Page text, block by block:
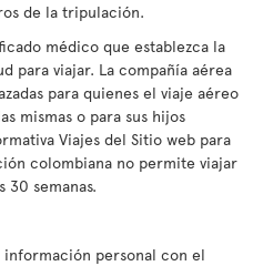
de la tripulación.
médico que establezca la
para viajar. La compañía aérea
para quienes el viaje aéreo
mismas o para sus hijos
Viajes del Sitio web para
colombiana no permite viajar
30 semanas.
información personal con el